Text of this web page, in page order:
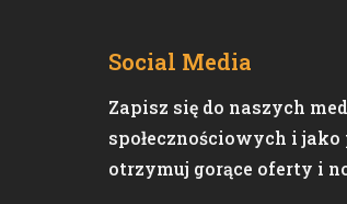
Social Media
Zapisz się do naszych
społecznościowych i
otrzymuj gorące oferty i